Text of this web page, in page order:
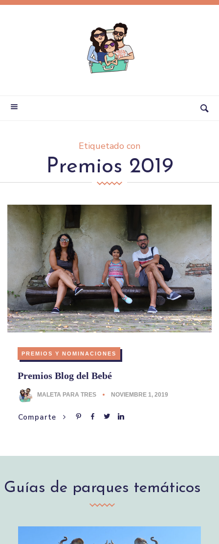
Etiquetado con
Premios 2019
PREMIOS Y NOMINACIONES
Premios Blog del Bebé
MALETA PARA TRES NOVIEMBRE 1, 2019
Comparte
Guías de parques temáticos